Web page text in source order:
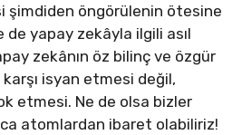
şimdiden öngörülenin ötesine
de yapay zekâyla ilgili asıl
zekânın öz bilinç ve özgür
isyan etmesi değil,
etmesi. Ne de olsa bizler
atomlardan ibaret olabiliriz!